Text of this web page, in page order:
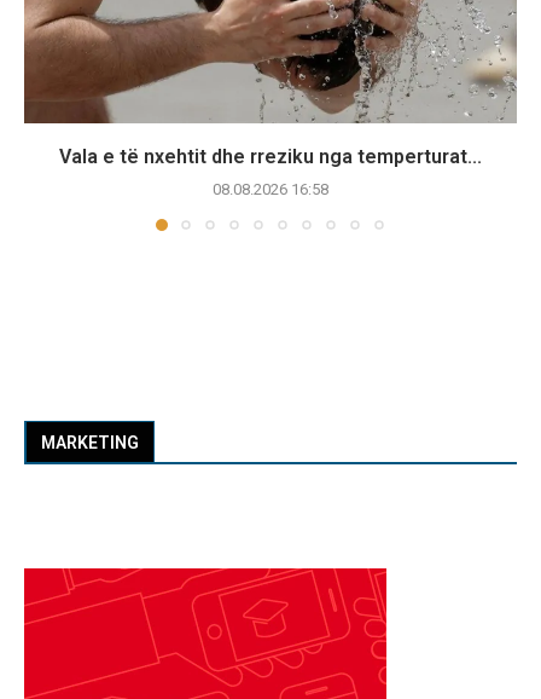
Vala e të nxehtit dhe rreziku nga temperturat...
08.08.2026 16:58
MARKETING